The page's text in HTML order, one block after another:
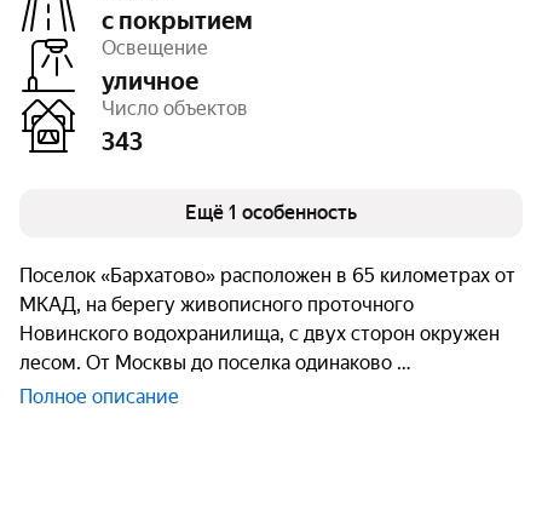
с покрытием
Освещение
уличное
Число объектов
343
Очереди 1
Ещё 1 особенность
Поселок «Бархатово» расположен в 65 километрах от
МКАД, на берегу живописного проточного
Новинского водохранилища, с двух сторон окружен
лесом. От Москвы до поселка одинаково
Полное описание